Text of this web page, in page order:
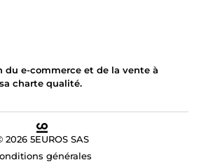
du e-commerce et de la vente à
charte qualité.
2026 5EUROS SAS
générales